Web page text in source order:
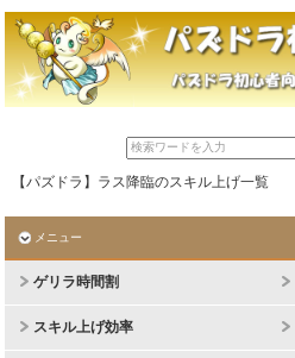
【パズドラ】ラス降臨のスキル上げ一覧
メニュー
ゲリラ時間割
スキル上げ効率